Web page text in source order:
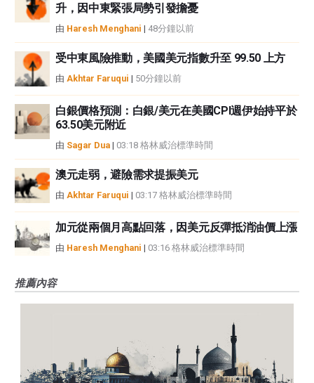
升，因中東緊張局勢引發擔憂
由 Haresh Menghani | 48分鐘以前
受中東風險推動，美國美元指數升至 99.50 上方
由 Akhtar Faruqui | 50分鐘以前
白銀價格預測：白銀/美元在美國CPI週伊始持平於
63.50美元附近
由 Sagar Dua | 03:18 格林威治標準時間
澳元走弱，避險需求提振美元
由 Akhtar Faruqui | 03:17 格林威治標準時間
加元從兩個月高點回落，因美元反彈抵消油價上漲
由 Haresh Menghani | 03:16 格林威治標準時間
推薦內容